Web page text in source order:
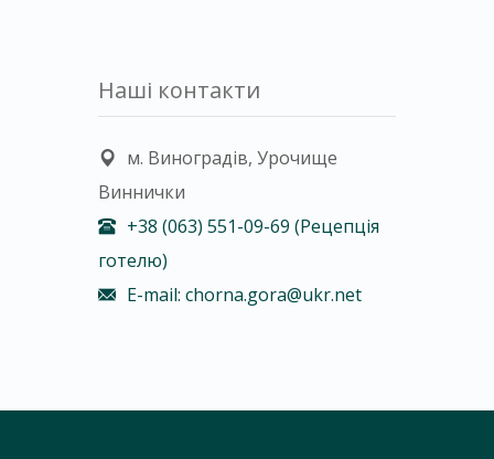
Наші контакти
м. Виноградів, Урочище
Виннички
+38 (063) 551-09-69 (Рецепція
готелю)
E-mail: chorna.gora@ukr.net